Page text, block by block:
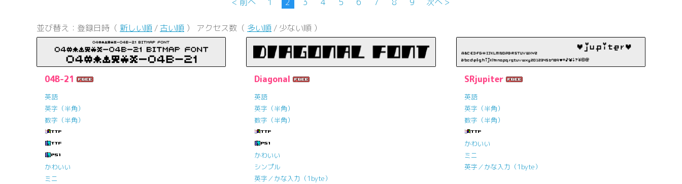
並び替え：登録日時（ 新しい順 / 古い順 ） アクセス数（ 多い順 / 少ない順 ）
04B-21
英語
英字（半角）
数字（半角）
かわいい
ミニ
Diagonal
英語
英字（半角）
数字（半角）
かわいい
シンプル
英字／かな入力（1byte）
SRjupiter
英語
英字（半角）
数字（半角）
かわいい
ミニ
英字／かな入力（1byte）